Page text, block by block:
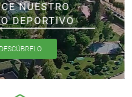
NUESTRO
DEPORTIVO
DESCÚBRELO